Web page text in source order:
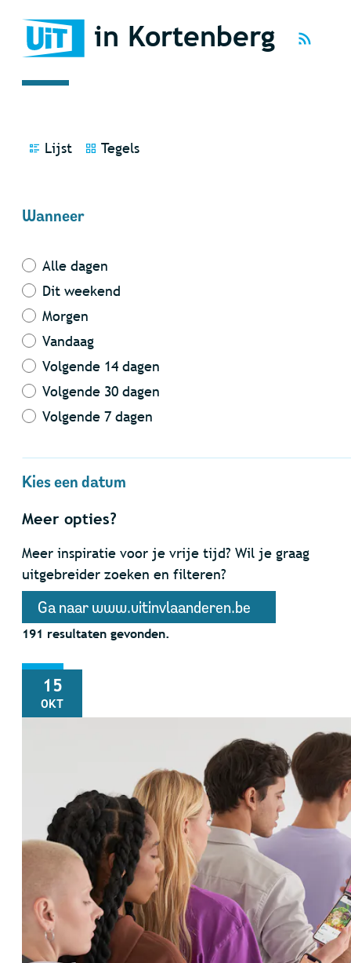
UiT
in Kortenberg www-
Lijst
Tegels
Verfijn of wijzig resultaten
Wanneer
Alle dagen
Dit weekend
Morgen
Vandaag
Volgende 14 dagen
Volgende 30 dagen
Volgende 7 dagen
Kies een datum
Meer opties?
Meer inspiratie voor je vrije tijd? Wil je graag
uitgebreider zoeken en filteren?
Ga naar www.uitinvlaanderen.be
191 resultaten gevonden.
DO15
OKT